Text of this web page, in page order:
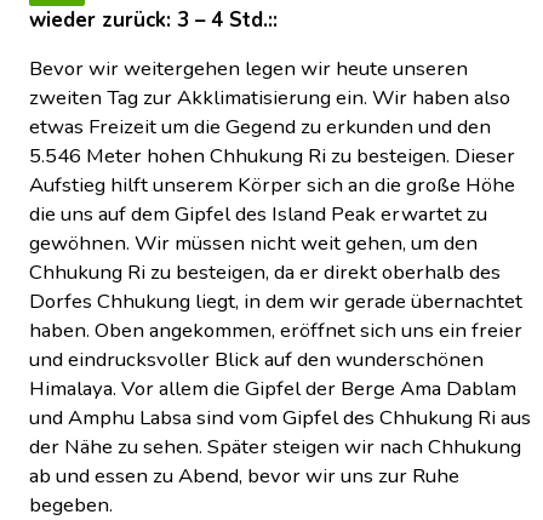
wieder zurück: 3 – 4 Std.::
Bevor wir weitergehen legen wir heute unseren
zweiten Tag zur Akklimatisierung ein. Wir haben also
etwas Freizeit um die Gegend zu erkunden und den
5.546 Meter hohen Chhukung Ri zu besteigen. Dieser
Aufstieg hilft unserem Körper sich an die große Höhe
die uns auf dem Gipfel des Island Peak erwartet zu
gewöhnen. Wir müssen nicht weit gehen, um den
Chhukung Ri zu besteigen, da er direkt oberhalb des
Dorfes Chhukung liegt, in dem wir gerade übernachtet
haben. Oben angekommen, eröffnet sich uns ein freier
und eindrucksvoller Blick auf den wunderschönen
Himalaya. Vor allem die Gipfel der Berge Ama Dablam
und Amphu Labsa sind vom Gipfel des Chhukung Ri aus
der Nähe zu sehen. Später steigen wir nach Chhukung
ab und essen zu Abend, bevor wir uns zur Ruhe
begeben.